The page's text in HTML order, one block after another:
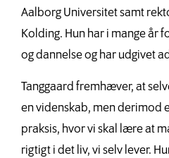
Aalborg Universitet samt
Kolding. Hun har i mange år
og dannelse og har udgivet
Tanggaard fremhæver, at
en videnskab, men derimod
praksis, hvor vi skal lære at
rigtigt i det liv, vi selv lever.